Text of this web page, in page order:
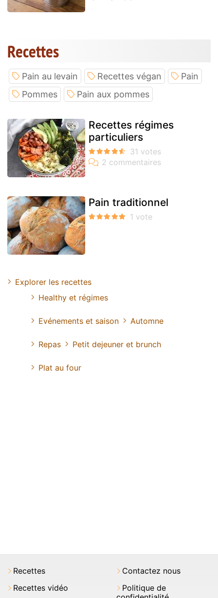
Recettes
Pain au levain Recettes végan
Pain
Pommes
Pain aux pommes
Recettes régimes
particuliers
Pain traditionnel
Explorer les recettes
Healthy et régimes
Evénements et saison Automne
Repas Petit dejeuner et brunch
Plat au four
Recettes
Recettes vidéo
Contactez nous
Politique de